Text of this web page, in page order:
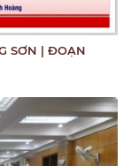
SƠN | ĐOẠN